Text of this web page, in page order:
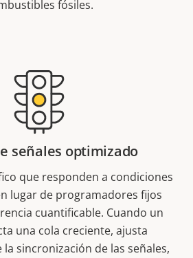
fósiles.
señales optimizado
que responden a condiciones
lugar de programadores fijos
cuantificable. Cuando un
una cola creciente, ajusta
sincronización de las señales,